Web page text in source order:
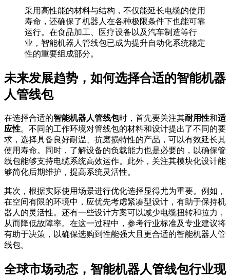
采用高性能的材料与结构，不仅能延长电缆的使用
寿命，还确保了机器人在各种极限条件下也能可靠
运行。在食品加工、医疗设备以及汽车制造等行
业，智能机器人管线包已成为提升自动化系统稳定
性的重要组成部分。
未来发展趋势，如何选择合适的智能机器
人管线包
在选择合适的智能机器人管线包时，首先要关注其耐用性和适
应性。不同的工作环境对管线包的材料和设计提出了不同的要
求，选择具备良好耐温、抗磨损特性的产品，可以有效延长其
使用寿命。同时，了解设备的负载能力也是必要的，以确保管
线包能够支持电缆系统高效运作。此外，关注其模块化设计能
够简化后期维护，提高系统灵活性。
其次，根据实际使用场景进行优化选择显得尤为重要。例如，
在空间有限的环境中，应优先考虑紧凑型设计，有助于保持机
器人的灵活性。还有一些设计方案可以减少电缆扭转和拉力，
从而降低故障率。在这一过程中，参考行业标准及专业建议将
有助于决策，以确保选购到性能强大且更合适的智能机器人管
线包。
全球市场动态，智能机器人管线包行业现